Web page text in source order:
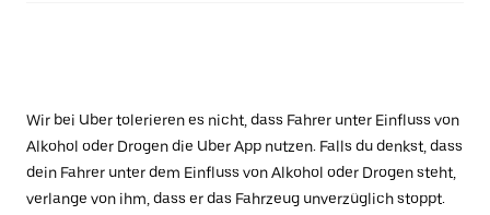
Wir bei Uber tolerieren es nicht, dass Fahrer unter Einfluss von
Alkohol oder Drogen die Uber App nutzen. Falls du denkst, dass
dein Fahrer unter dem Einfluss von Alkohol oder Drogen steht,
verlange von ihm, dass er das Fahrzeug unverzüglich stoppt.